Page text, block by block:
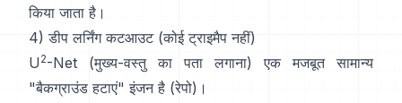
किया जाता है।
4) डीप लर्निंग कटआउट (कोई ट्राइमैप नहीं)
U 2-Net (मुख्य-वस्तु का पता लगाना) एक मजबूत सामान्य
"बैकग्राउंड हटाएं" इंजन है (रेपो)।